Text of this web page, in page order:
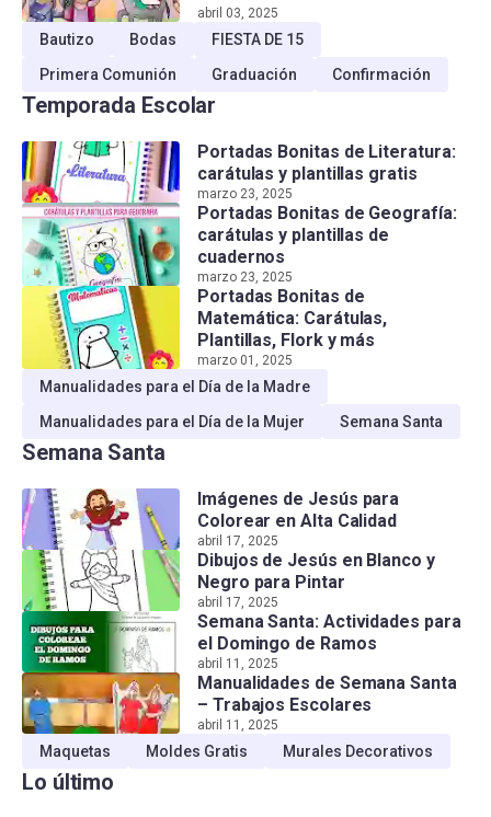
abril 03, 2025
Bautizo Bodas
FIESTA DE 15
Primera Comunión
Graduación Confirmación
Temporada Escolar
Portadas Bonitas de Literatura:
carátulas y plantillas gratis
marzo 23, 2025
Portadas Bonitas de Geografía:
carátulas y plantillas de
cuadernos
marzo 23, 2025
Portadas Bonitas de
Matemática: Carátulas,
Plantillas, Flork y más
marzo 01, 2025
Manualidades para el Día de la Madre
Manualidades para el Día de la Mujer
Semana Santa
Semana Santa
Imágenes de Jesús para
Colorear en Alta Calidad
abril 17, 2025
Dibujos de Jesús en Blanco y
Negro para Pintar
abril 17, 2025
Semana Santa: Actividades para
el Domingo de Ramos
abril 11, 2025
Manualidades de Semana Santa
– Trabajos Escolares
abril 11, 2025
Maquetas Moldes Gratis Murales Decorativos
Lo último